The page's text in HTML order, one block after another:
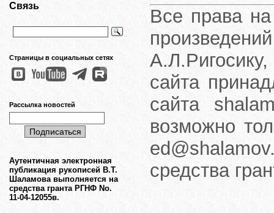
Связь
Страницы в социальных сетях
Рассылка новостей
Аутентичная электронная
публикация рукописей В.Т.
Шаламова выполняется на
средства гранта РГНФ No.
11-04-12055в.
Все права на
сайта
сайта
возможно
средства